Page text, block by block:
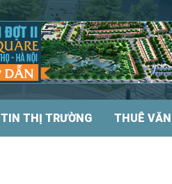
TIN THỊ TRƯỜNG THUÊ